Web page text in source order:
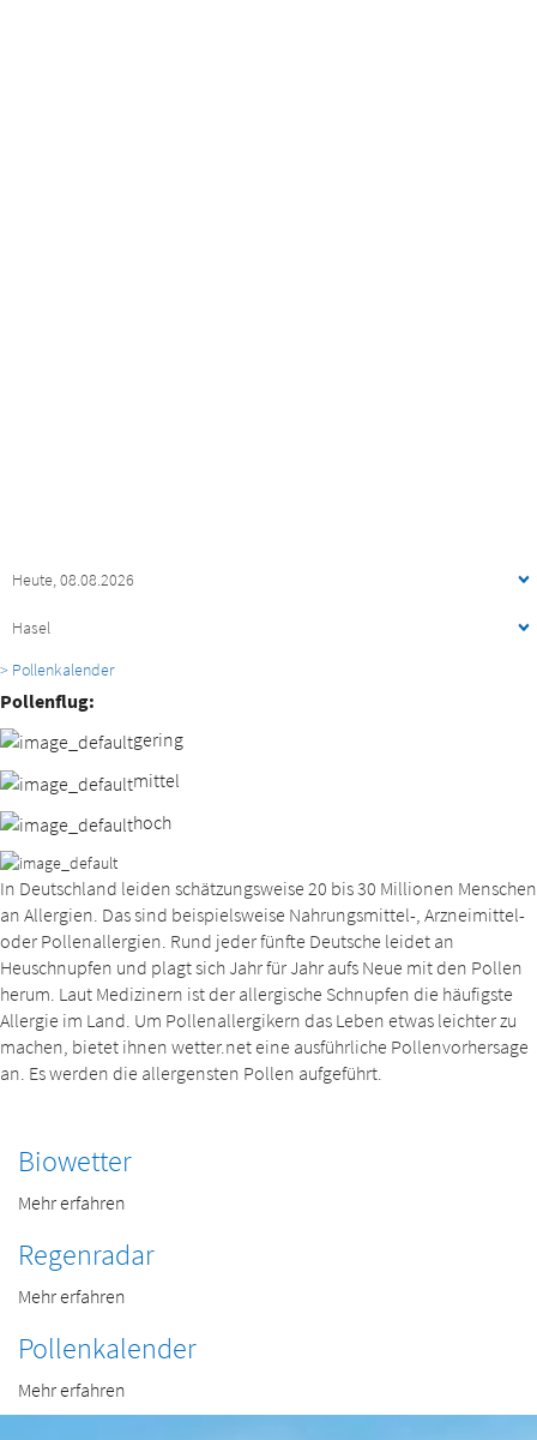
> Pollenkalender
Pollenflug:
gering
mittel
hoch
In Deutschland leiden schätzungsweise 20 bis 30 Millionen Menschen
an Allergien. Das sind beispielsweise Nahrungsmittel-, Arzneimittel-
oder Pollenallergien. Rund jeder fünfte Deutsche leidet an
Heuschnupfen und plagt sich Jahr für Jahr aufs Neue mit den Pollen
herum. Laut Medizinern ist der allergische Schnupfen die häufigste
Allergie im Land. Um Pollenallergikern das Leben etwas leichter zu
machen, bietet ihnen wetter.net eine ausführliche Pollenvorhersage
an. Es werden die allergensten Pollen aufgeführt.
Biowetter
Mehr erfahren
Regenradar
Mehr erfahren
Pollenkalender
Mehr erfahren